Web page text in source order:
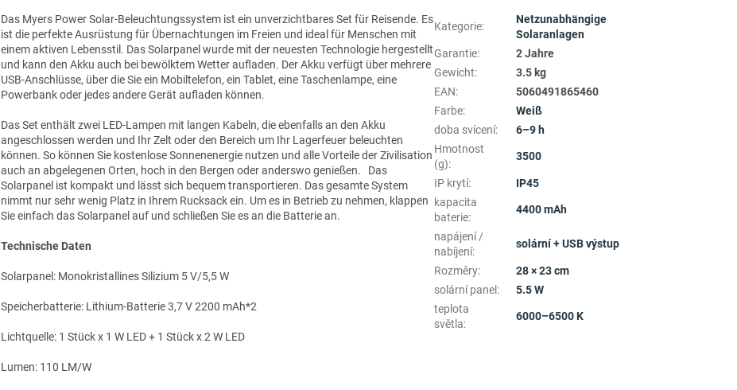
Das Myers Power Solar-Beleuchtungssystem ist ein unverzichtbares Set für Reisende. Es
ist die perfekte Ausrüstung für Übernachtungen im Freien und ideal für Menschen mit
einem aktiven Lebensstil. Das Solarpanel wurde mit der neuesten Technologie hergestellt
und kann den Akku auch bei bewölktem Wetter aufladen. Der Akku verfügt über mehrere
USB-Anschlüsse, über die Sie ein Mobiltelefon, ein Tablet, eine Taschenlampe, eine
Powerbank oder jedes andere Gerät aufladen können.
Das Set enthält zwei LED-Lampen mit langen Kabeln, die ebenfalls an den Akku
angeschlossen werden und Ihr Zelt oder den Bereich um Ihr Lagerfeuer beleuchten
können. So können Sie kostenlose Sonnenenergie nutzen und alle Vorteile der Zivilisation
auch an abgelegenen Orten, hoch in den Bergen oder anderswo genießen.
Das
Solarpanel ist kompakt und lässt sich bequem transportieren. Das gesamte System
nimmt nur sehr wenig Platz in Ihrem Rucksack ein. Um es in Betrieb zu nehmen, klappen
Sie einfach das Solarpanel auf und schließen Sie es an die Batterie an.
Technische Daten
Solarpanel: Monokristallines Silizium 5 V/5,5 W
Speicherbatterie: Lithium-Batterie 3,7 V 2200 mAh*2
Lichtquelle: 1 Stück x 1 W LED + 1 Stück x 2 W LED
Lumen: 110 LM/W
Kategorie:
Netzunabhängige
Solaranlagen
Garantie:
2 Jahre
Gewicht:
3.5 kg
EAN:
5060491865460
Farbe:
Weiß
doba svícení:
6–9 h
Hmotnost
(g):
3500
IP krytí:
IP45
kapacita
baterie:
4400 mAh
napájení /
nabíjení:
solární + USB výstup
Rozměry:
28 × 23 cm
solární panel :
5.5 W
teplota
světla:
6000–6500 K